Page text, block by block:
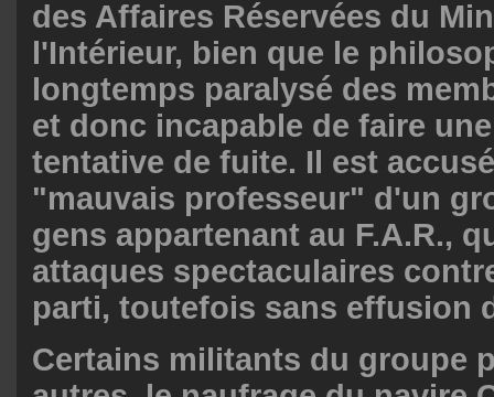
des Affaires Réservées du
l'Intérieur, bien que le
longtemps paralysé des
et donc incapable de faire
tentative de fuite. Il est
"mauvais professeur" d'un
gens appartenant au F.A.R.,
attaques spectaculaires
parti, toutefois sans effusion
Certains militants du groupe